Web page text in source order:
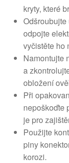
kryty, které
odpojte
vyčistěte ho
Namontujte
a
obložení
Při
nepoškoďte
je pro
Použijte
piny
korozi.